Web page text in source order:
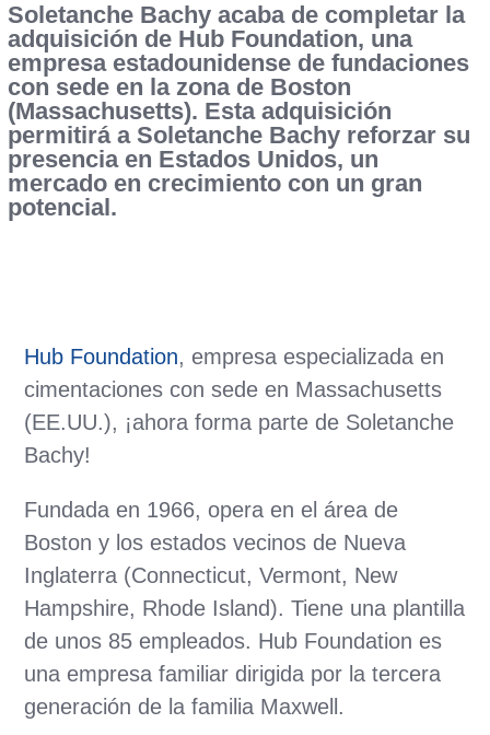
Soletanche Bachy acaba de completar la
adquisición de Hub Foundation, una
empresa estadounidense de fundaciones
con sede en la zona de Boston
(Massachusetts). Esta adquisición
permitirá a Soletanche Bachy reforzar su
presencia en Estados Unidos, un
mercado en crecimiento con un gran
potencial.
Hub Foundation, empresa especializada en
cimentaciones con sede en Massachusetts
(EE.UU.), ¡ahora forma parte de Soletanche
Bachy!
Fundada en 1966, opera en el área de
Boston y los estados vecinos de Nueva
Inglaterra (Connecticut, Vermont, New
Hampshire, Rhode Island). Tiene una plantilla
de unos 85 empleados. Hub Foundation es
una empresa familiar dirigida por la tercera
generación de la familia Maxwell.